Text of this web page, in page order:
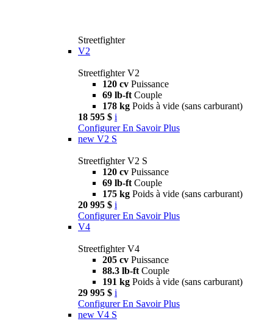
Streetfighter
V2
Streetfighter V2
120 cv Puissance
69 lb-ft Couple
178 kg Poids à vide (sans carburant)
18 595 $ i
Configurer En Savoir Plus
new V2 S
Streetfighter V2 S
120 cv Puissance
69 lb-ft Couple
175 kg Poids à vide (sans carburant)
20 995 $ i
Configurer En Savoir Plus
V4
Streetfighter V4
205 cv Puissance
88.3 lb-ft Couple
191 kg Poids à vide (sans carburant)
29 995 $ i
Configurer En Savoir Plus
new V4 S